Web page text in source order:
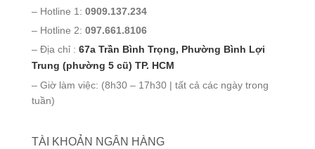
– Hotline 1: 0909.137.234
– Hotline 2: 097.661.8106
– Địa chỉ : 67a Trần Bình Trọng, Phường Bình Lợi
Trung (phường 5 cũ) TP. HCM
– Giờ làm việc: (8h30 – 17h30 | tất cả các ngày trong
tuần)
TÀI KHOẢN NGÂN HÀNG